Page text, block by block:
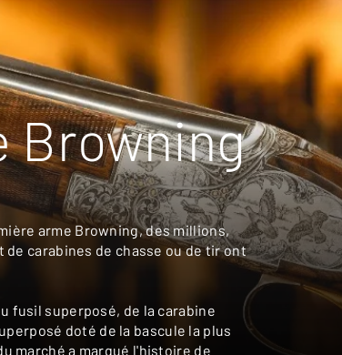
Browning
arme Browning, des millions,
carabines de chasse ou de tir ont
fusil superposé, de la carabine
doté de la bascule la plus
marché a marqué l'histoire de